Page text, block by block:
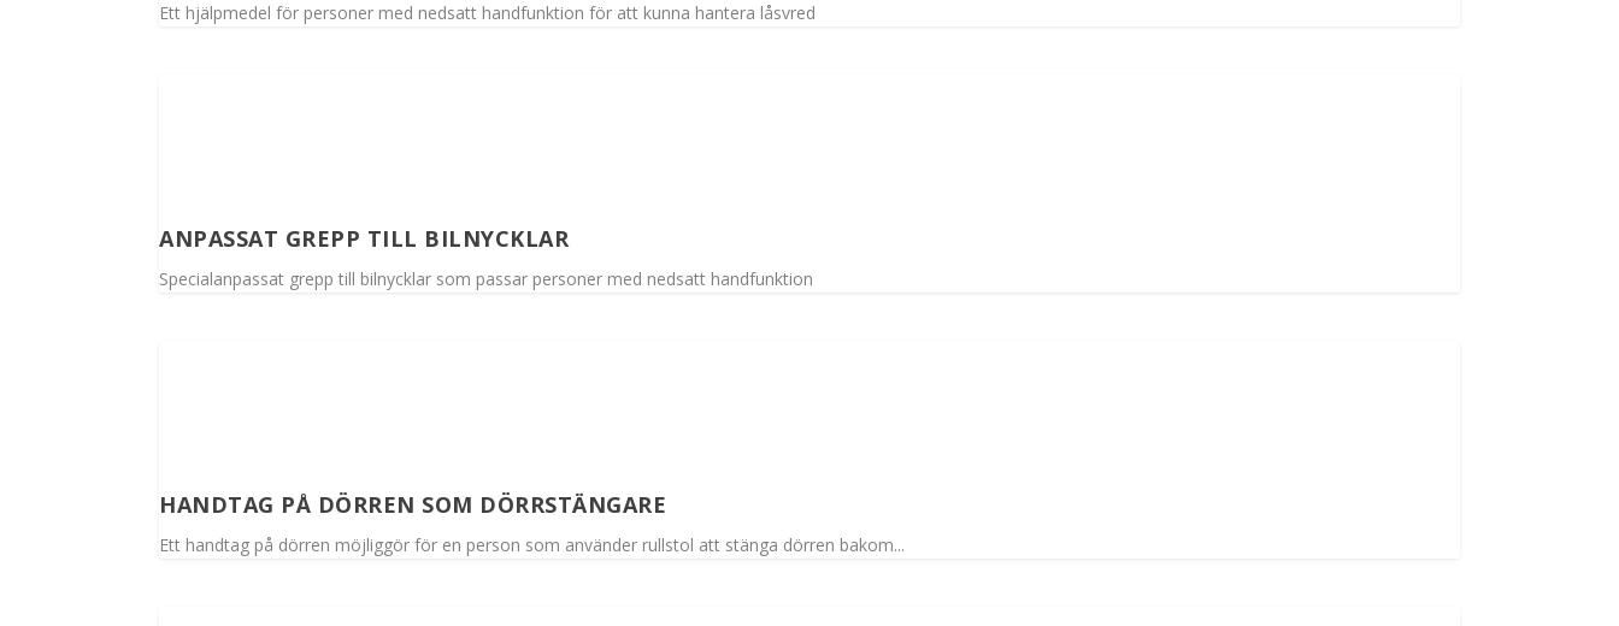
Ett hjälpmedel för personer med nedsatt handfunktion för att kunna hantera låsvred
ANPASSAT GREPP TILL BILNYCKLAR
Specialanpassat grepp till bilnycklar som passar personer med nedsatt handfunktion
HANDTAG PÅ DÖRREN SOM DÖRRSTÄNGARE
Ett handtag på dörren möjliggör för en person som använder rullstol att stänga dörren bakom...